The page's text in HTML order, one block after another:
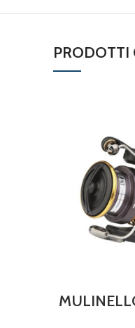
PRODOTTI